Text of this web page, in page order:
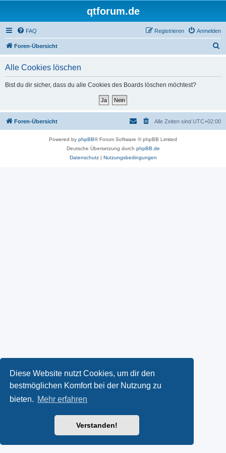
Diese Website nutzt Cookies, um dir den
bestmöglichen Komfort bei der Nutzung zu
bieten. Mehr erfahren
Verstanden!
qtforum.de
FAQ Anmelden
Registrieren
Foren-Übersicht
Alle Cookies löschen
Bist du dir sicher, dass du alle Cookies des Boards löschen möchtest?
Foren-Übersicht Alle Zeiten sind UTC+02:00
Powered by phpBB® Forum Software © phpBB Limited
Deutsche Übersetzung durch phpBB.de
Datenschutz| Nutzungsbedingungen